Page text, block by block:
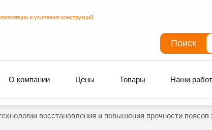
и усилению конструкций
Поиск
О компании Цены Товары Наши
восстановления и повышения прочности поясов